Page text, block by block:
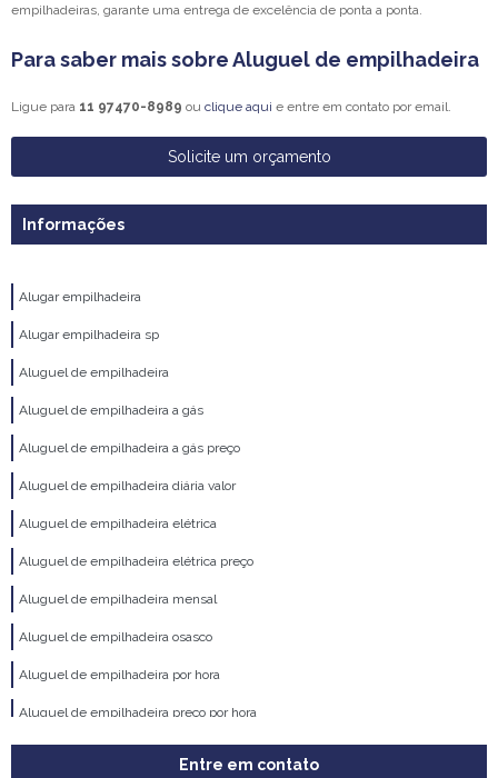
empilhadeiras, garante uma entrega de excelência de ponta a ponta.
Para saber mais sobre Aluguel de empilhadeira
Ligue para 11 97470-8989 ou clique aqui e entre em contato por email.
Solicite um orçamento
Informações
Alugar empilhadeira
Alugar empilhadeira sp
Aluguel de empilhadeira
Aluguel de empilhadeira a gás
Aluguel de empilhadeira a gás preço
Aluguel de empilhadeira diária valor
Aluguel de empilhadeira elétrica
Aluguel de empilhadeira elétrica preço
Aluguel de empilhadeira mensal
Aluguel de empilhadeira osasco
Aluguel de empilhadeira por hora
Aluguel de empilhadeira preço por hora
Entre em contato